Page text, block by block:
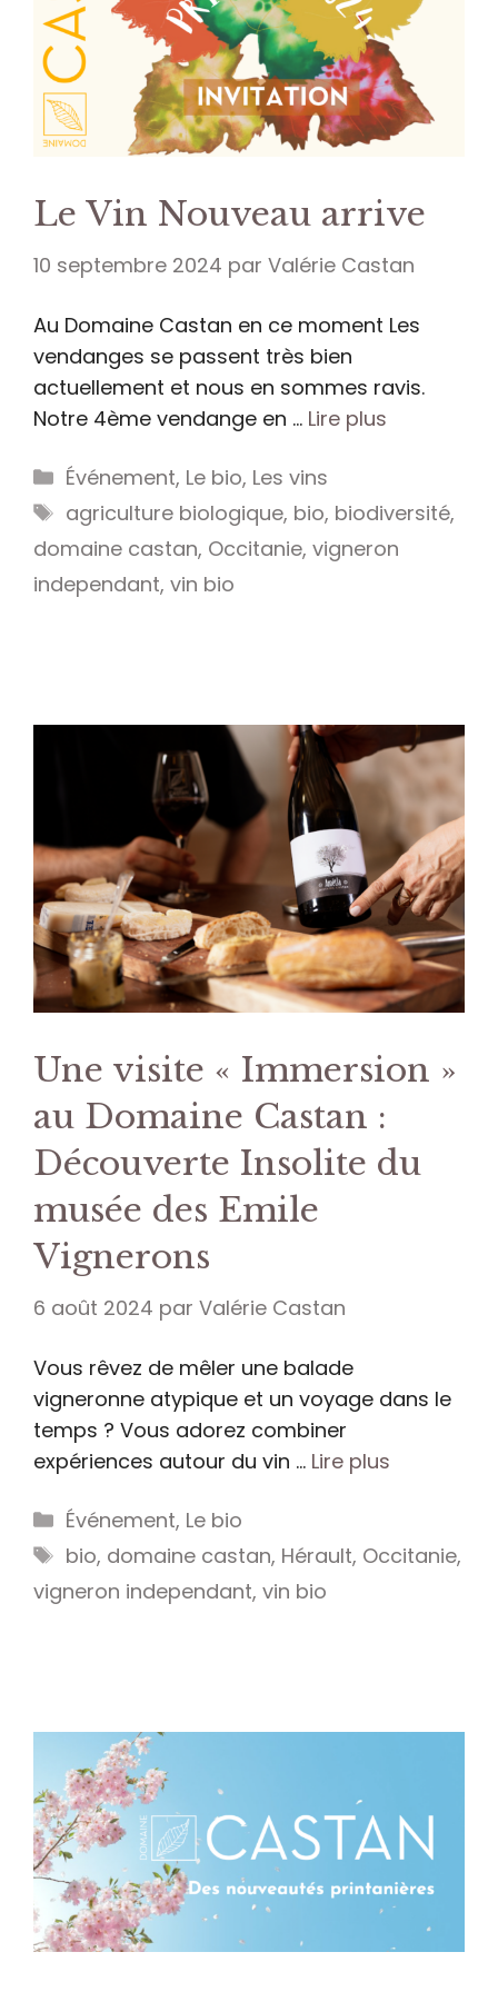
Le Vin Nouveau arrive
10 septembre 2024 par Valérie Castan
Au Domaine Castan en ce moment Les
vendanges se passent très bien
actuellement et nous en sommes ravis.
Notre 4ème vendange en … Lire plus
Catégories
Événement, Le bio, Les vins
Étiquettes
agriculture biologique, bio, biodiversité,
domaine castan, Occitanie, vigneron
independant, vin bio
Une visite « Immersion »
au Domaine Castan :
Découverte Insolite du
musée des Emile
Vignerons
6 août 2024 par Valérie Castan
Vous rêvez de mêler une balade
vigneronne atypique et un voyage dans le
temps ? Vous adorez combiner
expériences autour du vin … Lire plus
Catégories
Événement, Le bio
Étiquettes
bio, domaine castan, Hérault, Occitanie,
vigneron independant, vin bio